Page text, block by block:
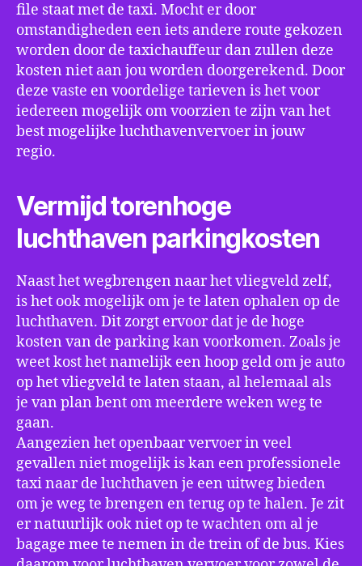
file staat met de taxi. Mocht er door
omstandigheden een iets andere route gekozen
worden door de taxichauffeur dan zullen deze
kosten niet aan jou worden doorgerekend. Door
deze vaste en voordelige tarieven is het voor
iedereen mogelijk om voorzien te zijn van het
best mogelijke luchthavenvervoer in jouw
regio.
Vermijd torenhoge
luchthaven parkingkosten
Naast het wegbrengen naar het vliegveld zelf,
is het ook mogelijk om je te laten ophalen op de
luchthaven. Dit zorgt ervoor dat je de hoge
kosten van de parking kan voorkomen. Zoals je
weet kost het namelijk een hoop geld om je auto
op het vliegveld te laten staan, al helemaal als
je van plan bent om meerdere weken weg te
gaan.
Aangezien het openbaar vervoer in veel
gevallen niet mogelijk is kan een professionele
taxi naar de luchthaven je een uitweg bieden
om je weg te brengen en terug op te halen. Je zit
er natuurlijk ook niet op te wachten om al je
bagage mee te nemen in de trein of de bus. Kies